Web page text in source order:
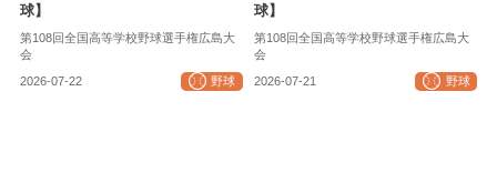
球】
第108回全国高等学校野球選手権広島大
会
2026-07-22 野球
球】
第108回全国高等学校野球選手権広島大
会
2026-07-21 野球